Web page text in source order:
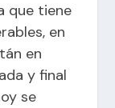
que tiene
en
en
y final
se